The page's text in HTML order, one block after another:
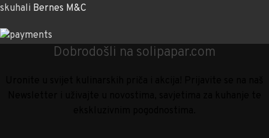
skuhali Bernes M&C
Dobrodošli na solipapar.com